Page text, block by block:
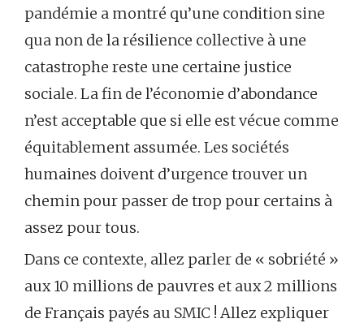
pandémie a montré qu’une condition sine
qua non de la résilience collective à une
catastrophe reste une certaine justice
sociale. La fin de l’économie d’abondance
n’est acceptable que si elle est vécue comme
équitablement assumée. Les sociétés
humaines doivent d’urgence trouver un
chemin pour passer de trop pour certains à
assez pour tous.
Dans ce contexte, allez parler de « sobriété »
aux 10 millions de pauvres et aux 2 millions
de Français payés au SMIC ! Allez expliquer